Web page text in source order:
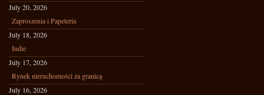
July 20, 2026
Zaproszenia i Papeteria
July 18, 2026
Indie
July 17, 2026
Rynek nieruchomości za granicą
July 16, 2026